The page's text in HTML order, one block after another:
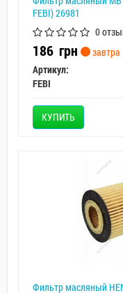
FEBI) 26981
0
186 грн
завтра
Артикул:
FEBI
КУПИТЬ
Фильтр масляный